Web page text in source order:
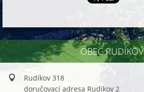
OBEC RUDÍKOV
Rudíkov 318
doručovací adresa Rudíkov 2